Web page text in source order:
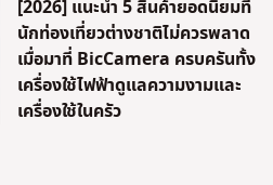
[2026] แนะนำ 5 สินค้ายอดนิยมที่
นักท่องเที่ยวต่างชาติไม่ควรพลาด
เมื่อมาที่ BicCamera ครบครันทั้ง
เครื่องใช้ไฟฟ้าดูแลความงามและ
เครื่องใช้ในครัว